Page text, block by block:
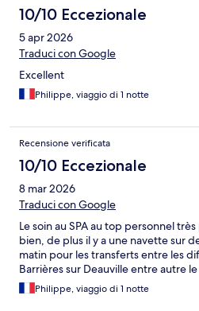
10/10 Eccezionale
5 apr 2026
Traduci con Google
Excellent
Philippe, viaggio di 1 notte
Recensione verificata
10/10 Eccezionale
8 mar 2026
Traduci con Google
Le soin au SPA au top personnel
bien, de plus il y a une navette sur
matin pour les transferts entre les
Barrières sur Deauville entre autre
Philippe, viaggio di 1 notte